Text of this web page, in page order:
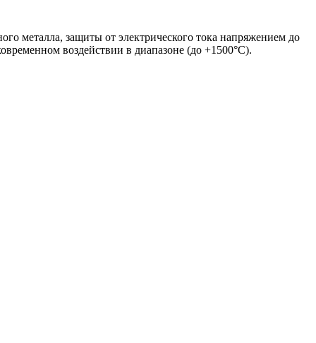
металла, защиты от электрического тока напряжением до
воздействии в диапазоне (до +1500°С).